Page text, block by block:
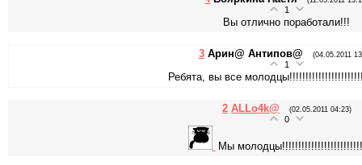
1
Вы отлично поработали!!!
3 Арин@ Антипов@ (04.05.2011
1
Ребята, вы все
2 АLLo4k@ (02.05.2011 04:23)
0
Мы